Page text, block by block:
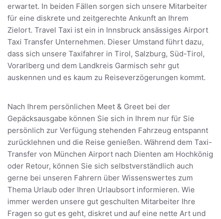
erwartet. In beiden Fällen sorgen sich unsere Mitarbeiter
für eine diskrete und zeitgerechte Ankunft an Ihrem
Zielort. Travel Taxi ist ein in Innsbruck ansässiges Airport
Taxi Transfer Unternehmen. Dieser Umstand führt dazu,
dass sich unsere Taxifahrer in Tirol, Salzburg, Süd-Tirol,
Vorarlberg und dem Landkreis Garmisch sehr gut
auskennen und es kaum zu Reiseverzögerungen kommt.
Nach Ihrem persönlichen Meet & Greet bei der
Gepäcksausgabe können Sie sich in Ihrem nur für Sie
persönlich zur Verfügung stehenden Fahrzeug entspannt
zurücklehnen und die Reise genießen. Während dem Taxi-
Transfer von München Airport nach Dienten am Hochkönig
oder Retour, können Sie sich selbstverständlich auch
gerne bei unseren Fahrern über Wissenswertes zum
Thema Urlaub oder Ihren Urlaubsort informieren. Wie
immer werden unsere gut geschulten Mitarbeiter Ihre
Fragen so gut es geht, diskret und auf eine nette Art und